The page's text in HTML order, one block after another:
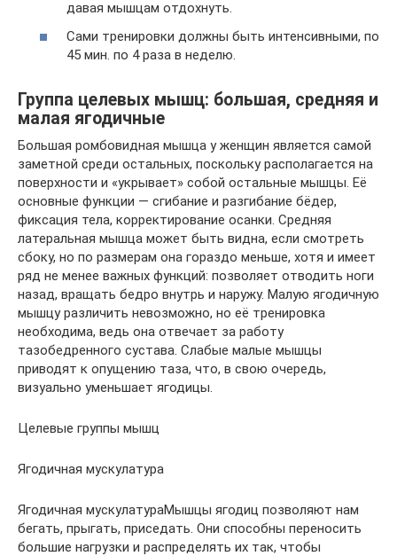
давая мышцам отдохнуть.
Сами тренировки должны быть интенсивными, по
45 мин. по 4 раза в неделю.
Группа целевых мышц: большая, средняя и
малая ягодичные
Большая ромбовидная мышца у женщин является самой
заметной среди остальных, поскольку располагается на
поверхности и «укрывает» собой остальные мышцы. Её
основные функции — сгибание и разгибание бёдер,
фиксация тела, корректирование осанки. Средняя
латеральная мышца может быть видна, если смотреть
сбоку, но по размерам она гораздо меньше, хотя и имеет
ряд не менее важных функций: позволяет отводить ноги
назад, вращать бедро внутрь и наружу. Малую ягодичную
мышцу различить невозможно, но её тренировка
необходима, ведь она отвечает за работу
тазобедренного сустава. Слабые малые мышцы
приводят к опущению таза, что, в свою очередь,
визуально уменьшает ягодицы.
Целевые группы мышц
Ягодичная мускулатура
Ягодичная мускулатураМышцы ягодиц позволяют нам
бегать, прыгать, приседать. Они способны переносить
большие нагрузки и распределять их так, чтобы